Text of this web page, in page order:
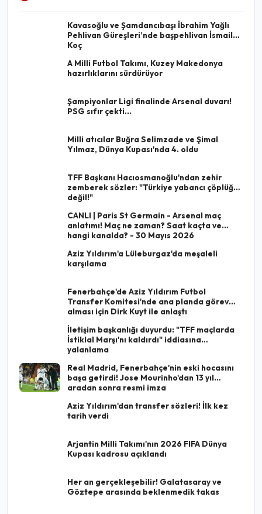
Kavasoğlu ve Şamdancıbaşı İbrahim Yağlı
Pehlivan Güreşleri’nde başpehlivan İsmail
Koç
A Milli Futbol Takımı, Kuzey Makedonya
hazırlıklarını sürdürüyor
Şampiyonlar Ligi finalinde Arsenal duvarı!
PSG sıfır çekti...
Milli atıcılar Buğra Selimzade ve Şimal
Yılmaz, Dünya Kupası'nda 4. oldu
TFF Başkanı Hacıosmanoğlu'ndan zehir
zemberek sözler: "Türkiye yabancı çöplüğü
değil!"
CANLI | Paris St Germain - Arsenal maç
anlatımı! Maç ne zaman? Saat kaçta ve
hangi kanalda? - 30 Mayıs 2026
Aziz Yıldırım'a Lüleburgaz'da meşaleli
karşılama
Fenerbahçe'de Aziz Yıldırım Futbol
Transfer Komitesi'nde ana planda görev
alması için Dirk Kuyt ile anlaştı
İletişim başkanlığı duyurdu: "TFF maçlarda
İstiklal Marşı'nı kaldırdı" iddiasına
yalanlama
Real Madrid, Fenerbahçe'nin eski hocasını
başa getirdi! Jose Mourinho'dan 13 yıl
aradan sonra resmi imza
Aziz Yıldırım'dan transfer sözleri! İlk kez
tarih verdi
Arjantin Milli Takımı'nın 2026 FIFA Dünya
Kupası kadrosu açıklandı
Her an gerçekleşebilir! Galatasaray ve
Göztepe arasında beklenmedik takas